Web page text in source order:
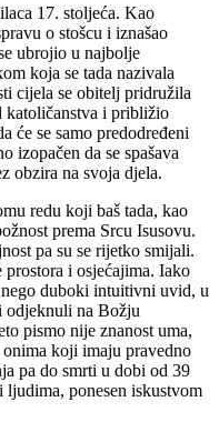
17. stoljeća. Kao
o stošcu i iznašao
ubrojio u najbolje
koja se tada nazivala
cijela se obitelj pridružila
katoličanstva i približio
će se samo predodređeni
izopačen da se spašava
obzira na svoja djela.
redu koji baš tada, kao
prema Srcu Isusovu.
pa su se rijetko smijali.
prostora i osjećajima. Iako
nego duboki intuitivni uvid, u
odjeknuli na Božju
pismo nije znanost uma,
koji imaju pravedno
pa do smrti u dobi od 39
ljudima, ponesen iskustvom